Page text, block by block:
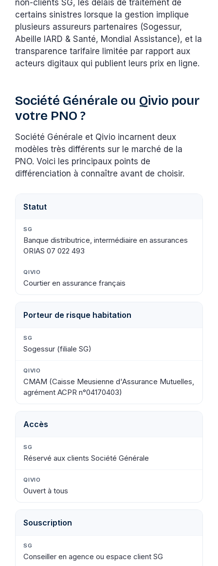
non-clients SG, les délais de traitement de
certains sinistres lorsque la gestion implique
plusieurs assureurs partenaires (Sogessur,
Abeille IARD & Santé, Mondial Assistance), et la
transparence tarifaire limitée par rapport aux
acteurs digitaux qui publient leurs prix en ligne.
Société Générale ou Qivio pour
votre PNO ?
Société Générale et Qivio incarnent deux
modèles très différents sur le marché de la
PNO. Voici les principaux points de
différenciation à connaître avant de choisir.
Statut
Banque distributrice, intermédiaire en assurances
ORIAS 07 022 493
Courtier en assurance français
Porteur de risque habitation
Sogessur (filiale SG)
CMAM (Caisse Meusienne d'Assurance Mutuelles,
agrément ACPR n°04170403)
Accès
Réservé aux clients Société Générale
Ouvert à tous
Souscription
Conseiller en agence ou espace client SG